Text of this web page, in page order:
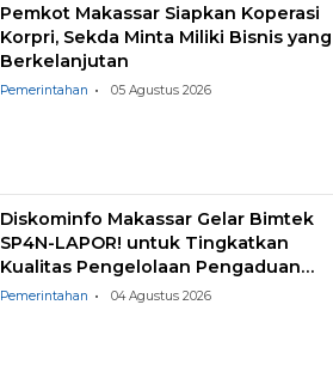
Pemkot Makassar Siapkan Koperasi
Korpri, Sekda Minta Miliki Bisnis yang
Berkelanjutan
Pemerintahan 05 Agustus 2026
Diskominfo Makassar Gelar Bimtek
SP4N-LAPOR! untuk Tingkatkan
Kualitas Pengelolaan Pengaduan
Masyarakat
Pemerintahan 04 Agustus 2026